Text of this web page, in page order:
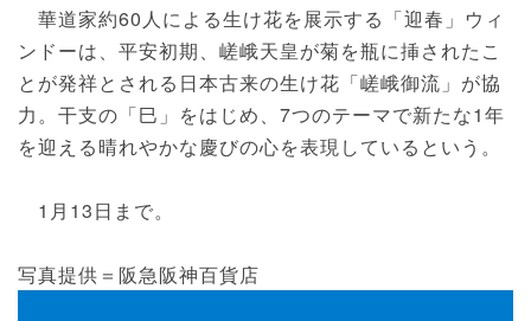
華道家約60人による生け花を展示する「迎春」ウィ
ンドーは、平安初期、嵯峨天皇が菊を瓶に挿されたこ
とが発祥とされる日本古来の生け花「嵯峨御流」が協
力。干支の「巳」をはじめ、7つのテーマで新たな1年
を迎える晴れやかな慶びの心を表現しているという。
1月13日まで。
写真提供＝阪急阪神百貨店